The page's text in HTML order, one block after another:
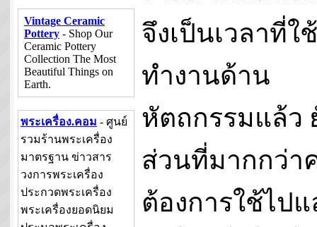
Vintage Ceramic
Pottery - Shop Our
Ceramic Pottery
Collection The Most
Beautiful Things on
Earth.
พระเครื่อง.คอม - ศูนย์
รวมร้านพระเครื่อง
มาตรฐาน ข่าวสาร
วงการพระเครื่อง
ประกวดพระเครื่อง
พระเครื่องยอดนิยม
จึงเป็นเวลาที่ใช้
ทำงานด้าน
หัตถกรรมแล้ว
ส่วนที่มากกว่า
ต้องการใช้ไป